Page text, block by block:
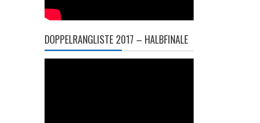
DOPPELRANGLISTE 2017 – HALBFINALE